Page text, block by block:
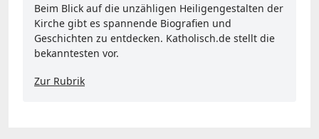
Beim Blick auf die unzähligen Heiligengestalten der
Kirche gibt es spannende Biografien und
Geschichten zu entdecken. Katholisch.de stellt die
bekanntesten vor.
Zur Rubrik